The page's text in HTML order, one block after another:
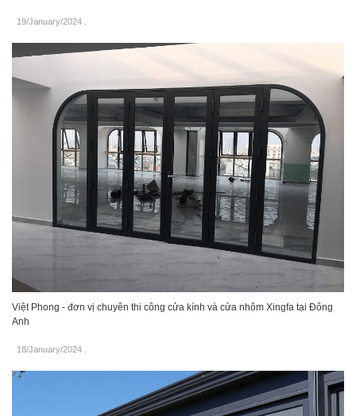
19/January/2024
Việt Phong - đơn vị chuyên thi công cửa kính và cửa nhôm Xingfa tại Đông
Anh
18/January/2024